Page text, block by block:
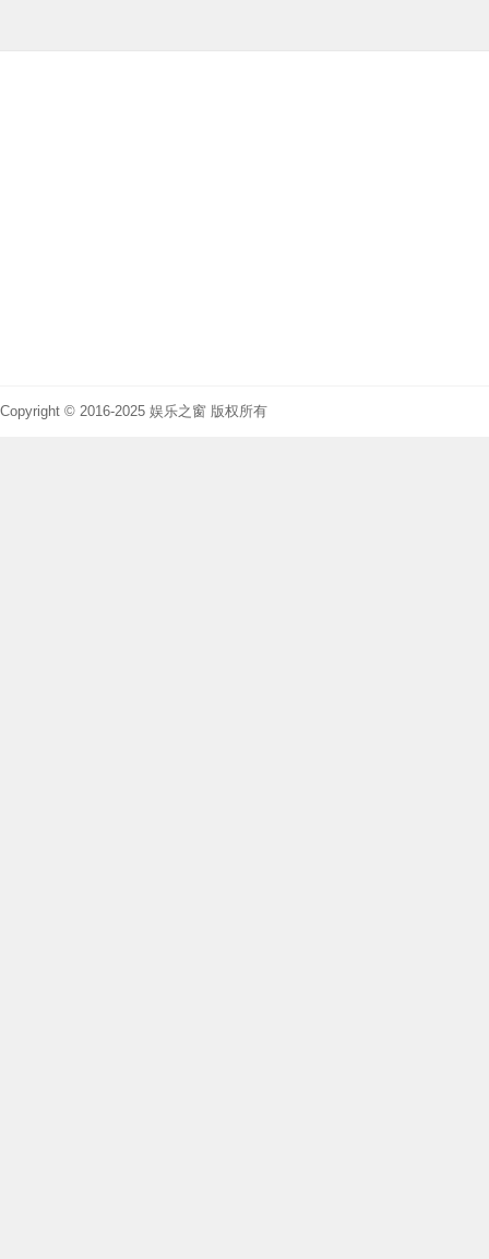
Copyright © 2016-2025 娱乐之窗 版权所有